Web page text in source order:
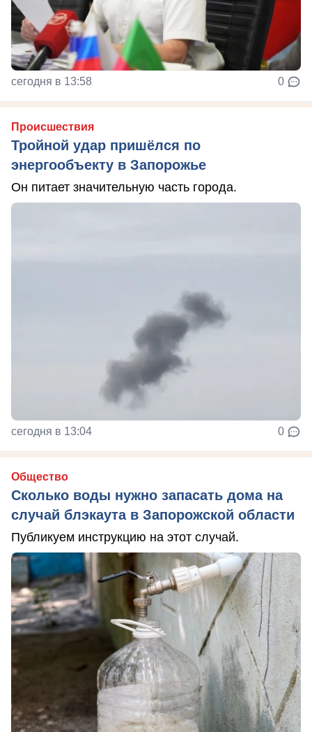
сегодня в 13:58 0
Происшествия
Тройной удар пришёлся по
энергообъекту в Запорожье
Он питает значительную часть города.
сегодня в 13:04 0
Общество
Сколько воды нужно запасать дома на
случай блэкаута в Запорожской области
Публикуем инструкцию на этот случай.